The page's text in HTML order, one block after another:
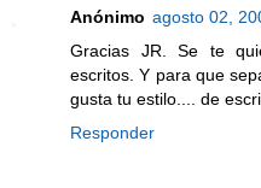
Anónimo agosto 02,
Gracias JR. Se te
escritos. Y para que
gusta tu estilo.... de
Responder